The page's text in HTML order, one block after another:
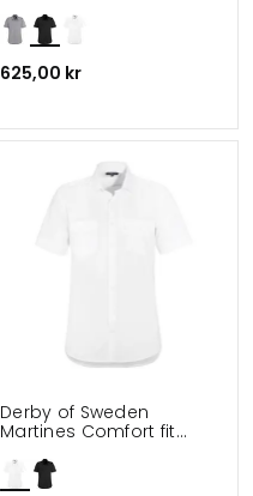
625,00 kr
Derby of Sweden
Martines Comfort fit